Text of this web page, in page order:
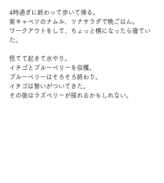
4時過ぎに終わって歩いて帰る。
紫キャベツのナムル、ツナサラダで晩ごはん。
ワークアウトをして、ちょっと横になったら寝てい
た。
慌てて起きて水やり。
イチゴとブルーベリーを収穫。
ブルーベリーはそろそろ終わり。
イチゴは勢いがついてきた。
その後はラズベリーが採れるかもしれない。